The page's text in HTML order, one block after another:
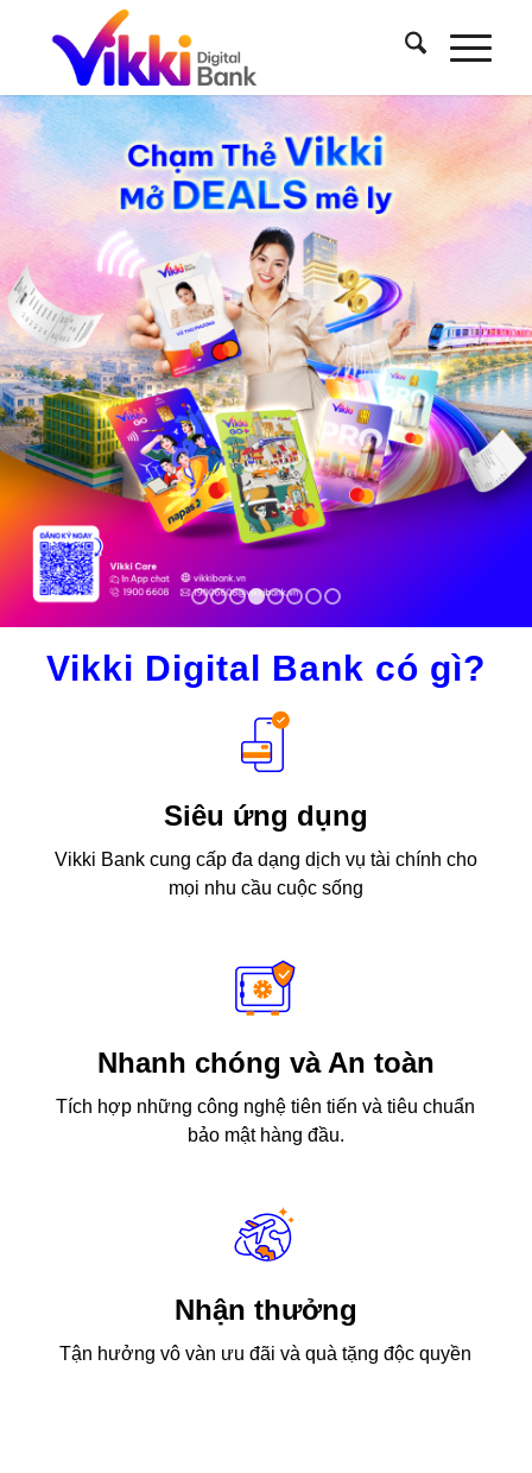
1 2
Vikki Digital Bank có gì?
Siêu ứng dụng
Vikki Bank cung cấp đa dạng dịch vụ tài chính cho
mọi nhu cầu cuộc sống
Nhanh chóng và An toàn
Tích hợp những công nghệ tiên tiến và tiêu chuẩn
bảo mật hàng đầu.
Nhận thưởng
Tận hưởng vô vàn ưu đãi và quà tặng độc quyền